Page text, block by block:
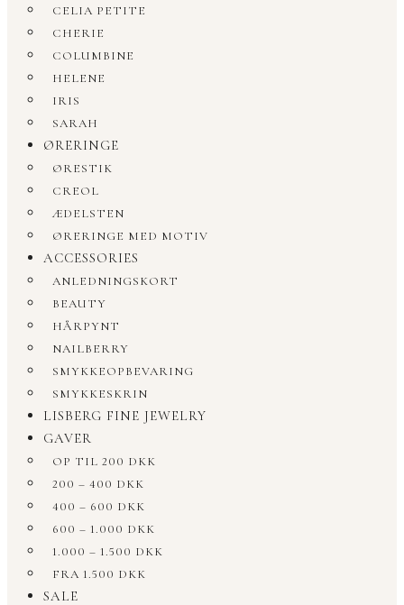
CELIA PETITE
CHERIE
COLUMBINE
HELENE
IRIS
SARAH
ØRERINGE
ØRESTIK
CREOL
ÆDELSTEN
ØRERINGE MED MOTIV
ACCESSORIES
ANLEDNINGSKORT
BEAUTY
HÅRPYNT
NAILBERRY
SMYKKEOPBEVARING
SMYKKESKRIN
LISBERG FINE JEWELRY
GAVER
OP TIL 200 DKK
200 – 400 DKK
400 – 600 DKK
600 – 1.000 DKK
1.000 – 1.500 DKK
FRA 1.500 DKK
SALE